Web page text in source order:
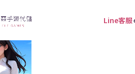
Line客服